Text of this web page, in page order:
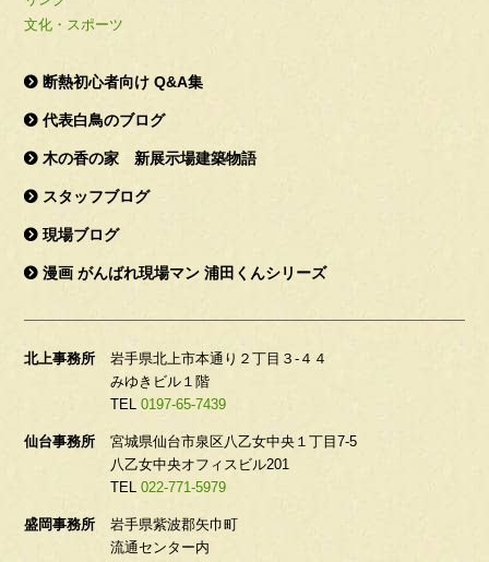
文化・スポーツ
断熱初心者向け Q&A集
代表白鳥のブログ
木の香の家 新展示場建築物語
スタッフブログ
現場ブログ
漫画 がんばれ現場マン 浦田くんシリーズ
北上事務所
岩手県北上市本通り２丁目３-４４
みゆきビル１階
TEL 0197-65-7439
仙台事務所
宮城県仙台市泉区八乙女中央１丁目7-5
八乙女中央オフィスビル201
TEL 022-771-5979
盛岡事務所
岩手県紫波郡矢巾町
流通センター内